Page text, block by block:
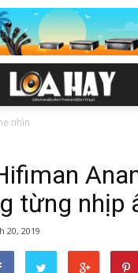
nhìn
từng nhịp
20, 2019